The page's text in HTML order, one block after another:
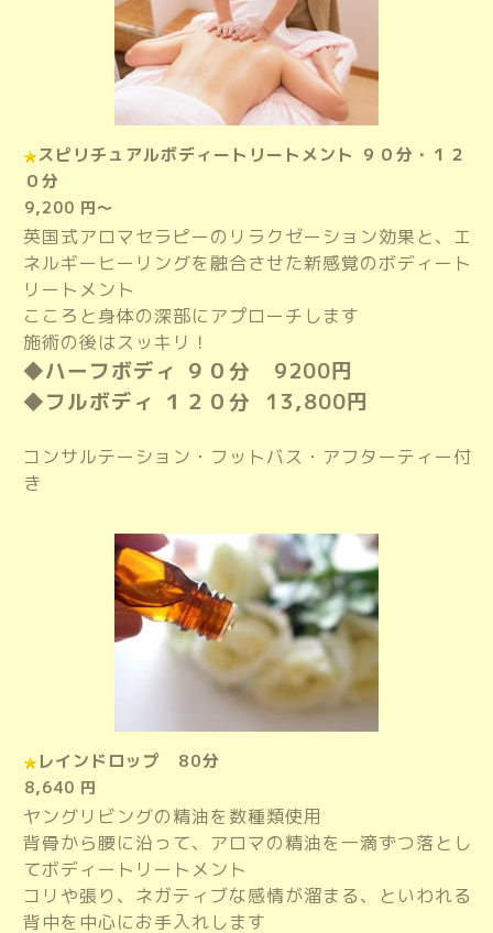
スピリチュアルボディートリートメント ９０分・１２
０分
9,200 円～
英国式アロマセラピーのリラクゼーション効果と、エ
ネルギーヒーリングを融合させた新感覚のボディート
リートメント
こころと身体の深部にアプローチします
施術の後はスッキリ！
◆ハーフボディ ９０分 9200円
◆フルボディ １２０分 13,800円
コンサルテーション・フットバス・アフターティー付
き
レインドロップ 80分
8,640 円
ヤングリビングの精油を数種類使用
背骨から腰に沿って、アロマの精油を一滴ずつ落とし
てボディートリートメント
コリや張り、ネガティブな感情が溜まる、といわれる
背中を中心にお手入れします